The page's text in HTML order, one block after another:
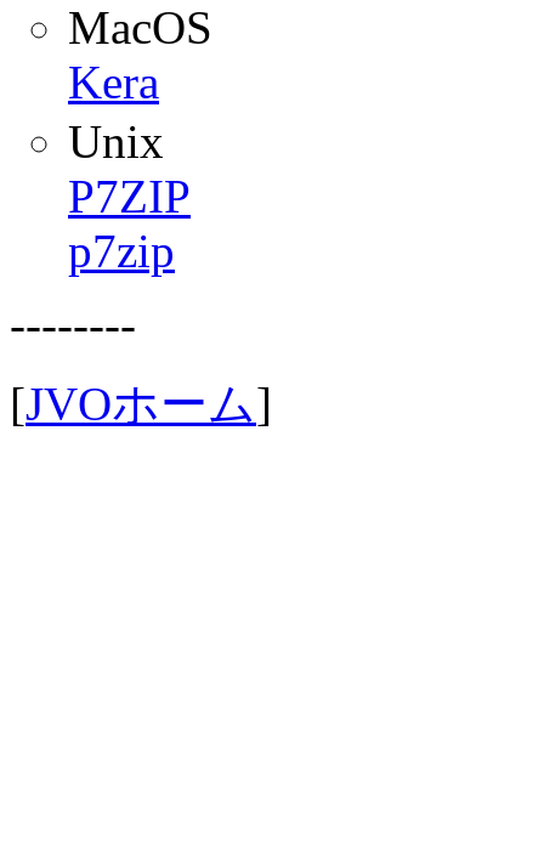
MacOS
Kera
Unix
P7ZIP
p7zip
--------
[JVOホーム]